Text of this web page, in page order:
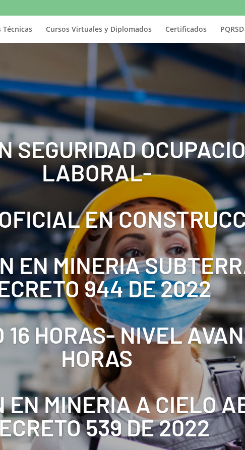
Técnicas Cursos Virtuales y Diplomados Certificados PQRSD
SEGURIDAD
LABORAL-
EN
EN MINERIA
944 DE 2022
16 HORAS- NIVEL
HORAS
EN MINERIA A CIELO
539 DE 2022